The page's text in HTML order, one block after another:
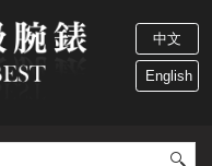
中文
English